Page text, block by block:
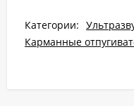
Категории:
Карманные